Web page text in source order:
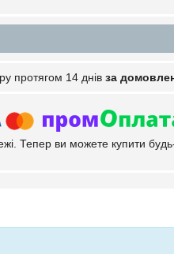
протягом 14 днів за
Тепер ви можете купити